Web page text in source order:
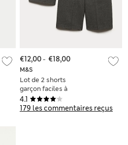
4.1
179 les commentaires reçus
M&S
Lot de 2 shorts
garçon faciles à
porter, parfaits pour
l’école (du 3 au 15
€12,00- €18,00